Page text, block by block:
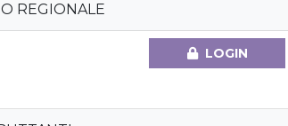
REGIONALE
LOGIN